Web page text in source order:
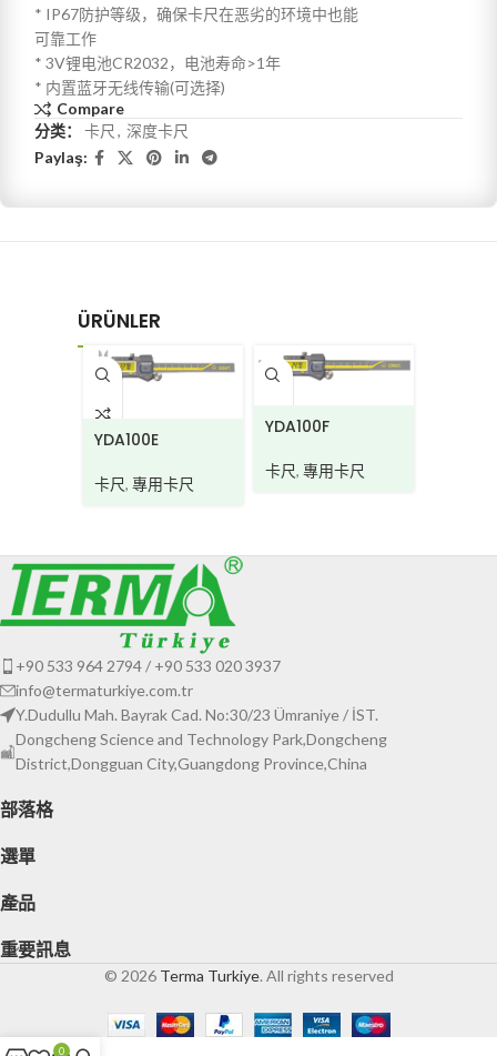
* IP67防护等级，确保卡尺在恶劣的环境中也能
可靠工作
* 3V锂电池CR2032，电池寿命>1年
* 内置蓝牙无线传输(可选择)
Compare
分类：
卡尺 , 深度卡尺
Paylaş:
ÜRÜNLER
YDA100E
卡尺, 專用卡尺
YDA100F
卡尺, 專用卡尺
+90 533 964 2794 / +90 533 020 3937
info@termaturkiye.com.tr
Y.Dudullu Mah. Bayrak Cad. No:30/23 Ümraniye / İST.
Dongcheng Science and Technology Park,Dongcheng
District,Dongguan City,Guangdong Province,China
部落格
選單
產品
重要訊息
© 2026 Terma Turkiye. All rights reserved
0